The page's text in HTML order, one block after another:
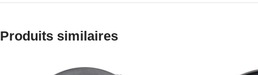
Produits similaires